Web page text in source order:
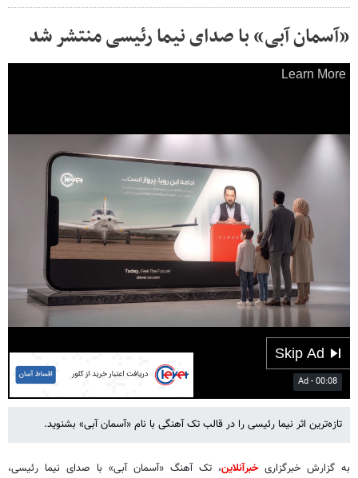
«آسمان آبی» با صدای نیما رئیسی منتشر شد
Play
03:16
Mute
Settings
PIP
Enter
تازه‌ترین اثر نیما رئیسی را در قالب تک آهنگی با نام «آسمان آبی» بشنوید.
به گزارش خبرگزاریخبرآنلاین، تک آهنگ «آسمان آبی» با صدای نیما رئیسی،